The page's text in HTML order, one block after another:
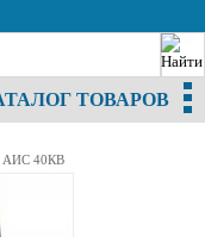
ТОВАРОВ
АИС 40КВ